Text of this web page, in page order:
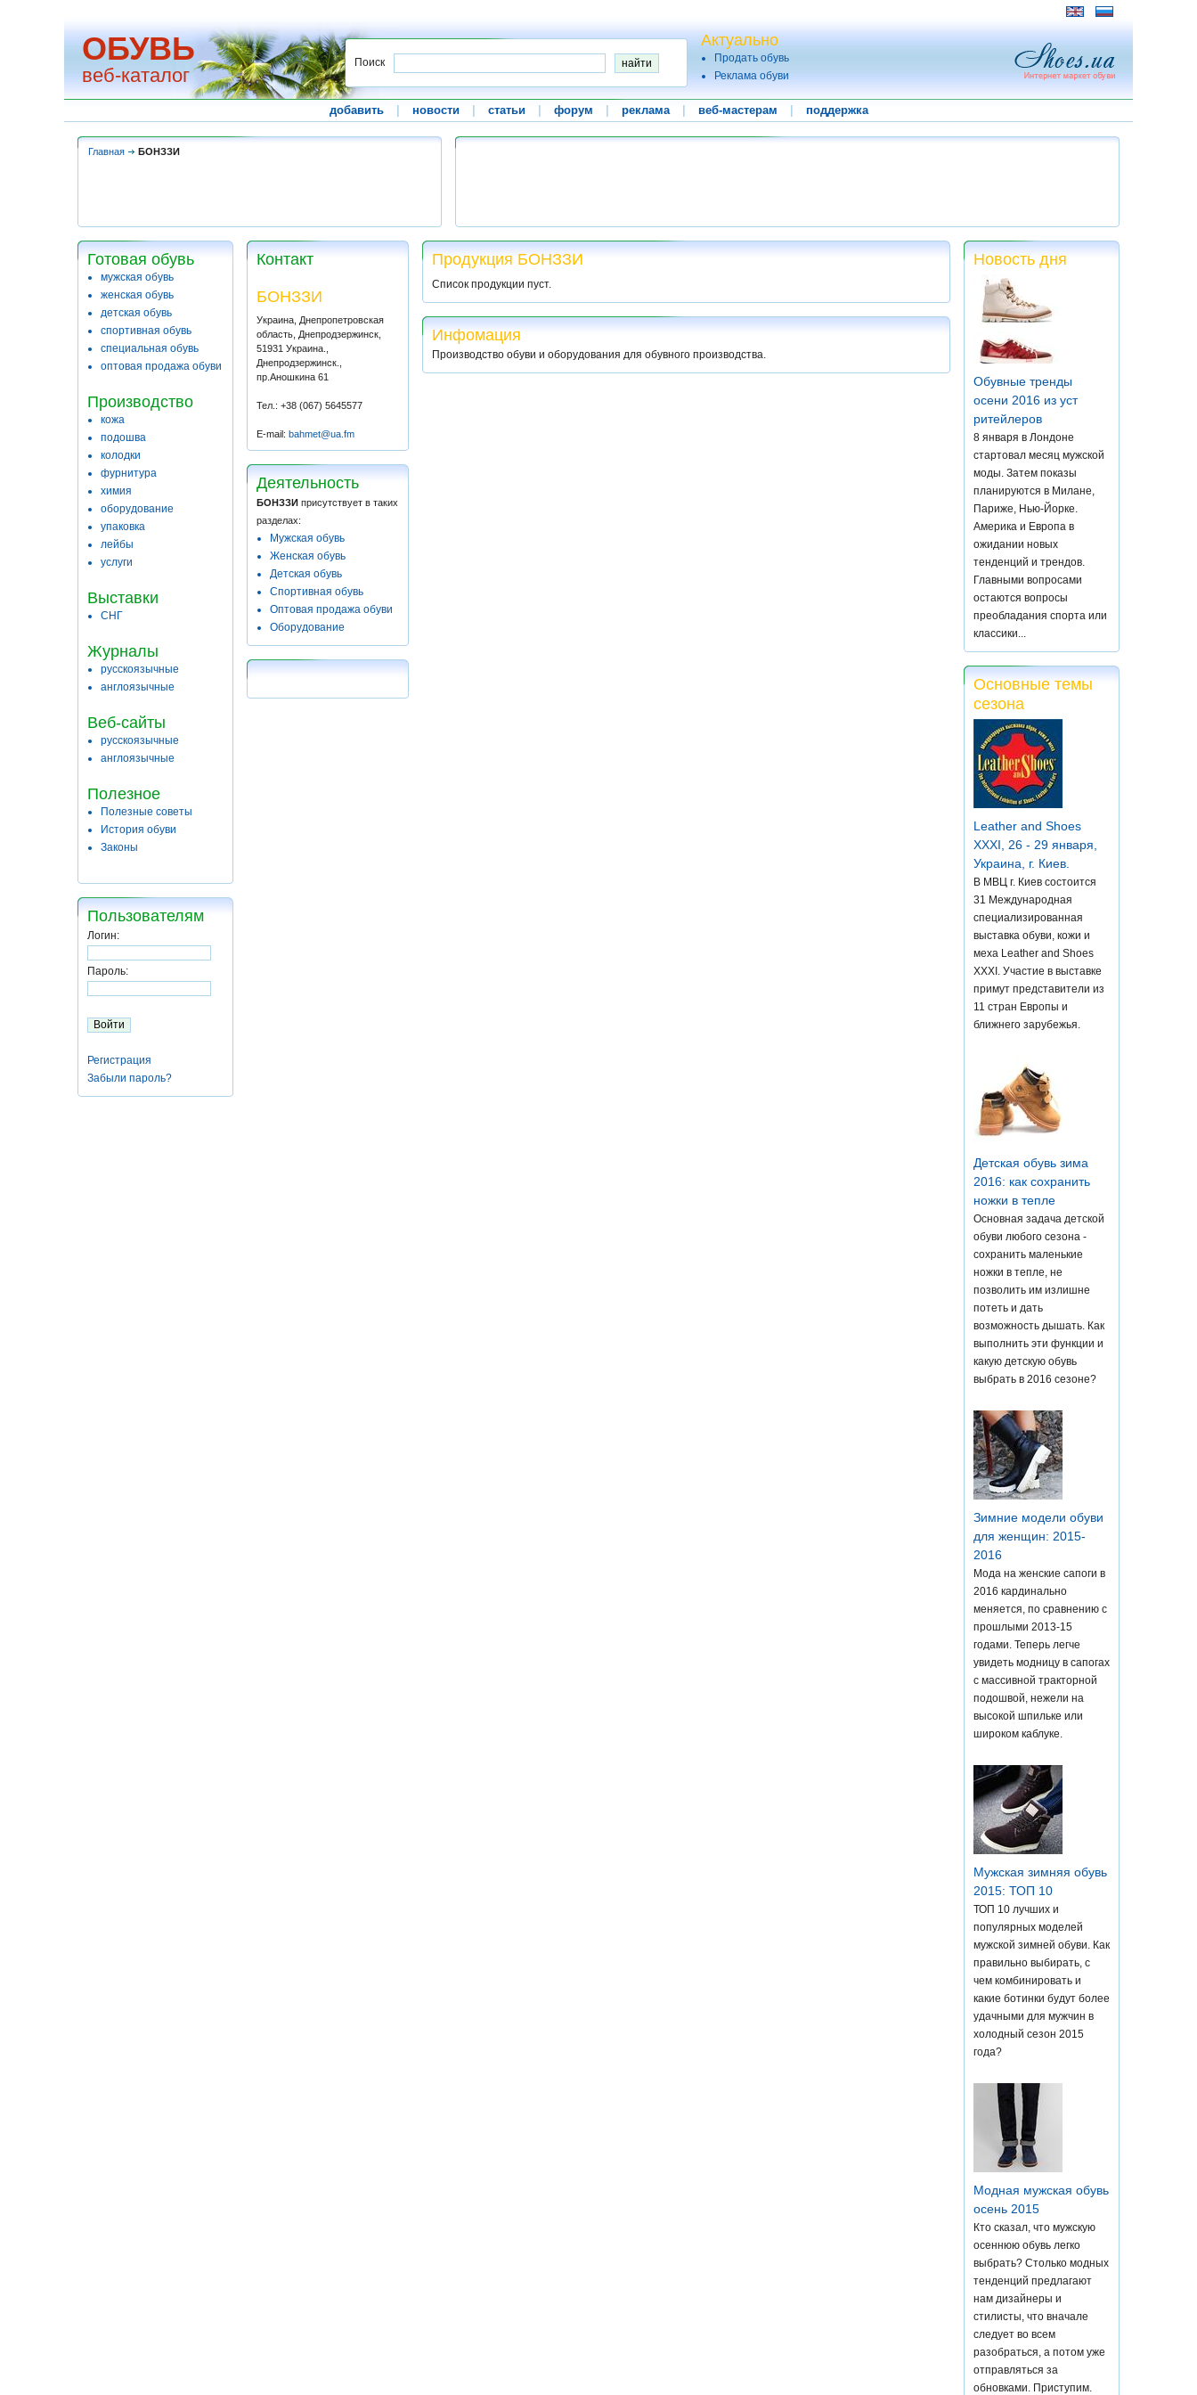
ОБУВЬ
веб-каталог
Поиск
Актуально
Продать обувь
Реклама обуви
добавить новости статьи форум реклама веб-мастерам поддержка
Главная БОНЗЗИ
Готовая обувь
мужская обувь
женская обувь
детская обувь
спортивная обувь
специальная обувь
оптовая продажа обуви
Производство
кожа
подошва
колодки
фурнитура
химия
оборудование
упаковка
лейбы
услуги
Выставки
СНГ
Журналы
русскоязычные
англоязычные
Веб-сайты
русскоязычные
англоязычные
Полезное
Полезные советы
История обуви
Законы
Пользователям
Логин:
Пароль:
Регистрация
Забыли пароль?
Контакт
БОНЗЗИ
Украина, Днепропетровская
область, Днепродзержинск,
51931 Украина.,
Днепродзержинск.,
пр.Аношкина 61
Тел.: +38 (067) 5645577
E-mail: bahmet@ua.fm
Деятельность
БОНЗЗИ присутствует в таких
разделах:
Мужская обувь
Женская обувь
Детская обувь
Спортивная обувь
Оптовая продажа обуви
Оборудование
Продукция БОНЗЗИ
Список продукции пуст.
Инфомация
Производство обуви и оборудования для обувного производства.
Новость дня
Обувные тренды
осени 2016 из уст
ритейлеров
8 января в Лондоне
стартовал месяц мужской
моды. Затем показы
планируются в Милане,
Париже, Нью-Йорке.
Америка и Европа в
ожидании новых
тенденций и трендов.
Главными вопросами
остаются вопросы
преобладания спорта или
классики...
Основные темы
сезона
Leather and Shoes
XXXI, 26 - 29 января,
Украина, г. Киев.
В МВЦ г. Киев состоится
31 Международная
специализированная
выставка обуви, кожи и
меха Leather and Shoes
XXXI. Участие в выставке
примут представители из
11 стран Европы и
ближнего зарубежья.
Детская обувь зима
2016: как сохранить
ножки в тепле
Основная задача детской
обуви любого сезона -
сохранить маленькие
ножки в тепле, не
позволить им излишне
потеть и дать
возможность дышать. Как
выполнить эти функции и
какую детскую обувь
выбрать в 2016 сезоне?
Зимние модели обуви
для женщин: 2015-
2016
Мода на женские сапоги в
2016 кардинально
меняется, по сравнению с
прошлыми 2013-15
годами. Теперь легче
увидеть модницу в сапогах
с массивной тракторной
подошвой, нежели на
высокой шпильке или
широком каблуке.
Мужская зимняя обувь
2015: ТОП 10
ТОП 10 лучших и
популярных моделей
мужской зимней обуви. Как
правильно выбирать, с
чем комбинировать и
какие ботинки будут более
удачными для мужчин в
холодный сезон 2015
года?
Модная мужская обувь
осень 2015
Кто сказал, что мужскую
осеннюю обувь легко
выбрать? Столько модных
тенденций предлагают
нам дизайнеры и
стилисты, что вначале
следует во всем
разобраться, а потом уже
отправляться за
обновками. Приступим.